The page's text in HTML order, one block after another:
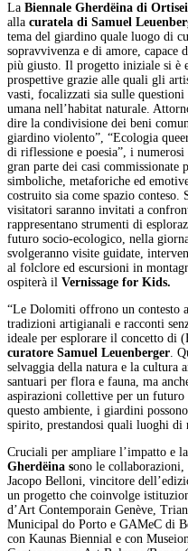
La Biennale Gherdëina di Ortisei
alla curatela di Samuel
tema del giardino quale luogo di
sopravvivenza e di amore,
più giusto. Il progetto iniziale si è
prospettive grazie alle quali gli
vasti, focalizzati sia sulle
umana nell’habitat naturale.
dire la condivisione dei beni
giardino violento”, “Ecologia
di riflessione e poesia”, i
gran parte dei casi commissionate
simboliche, metaforiche ed
costruito sia come spazio
visitatori saranno invitati a
rappresentano strumenti di
futuro socio-ecologico, nella
svolgeranno visite guidate,
al folclore ed escursioni in
ospiterà il Vernissage for Kids.
“Le Dolomiti offrono un contesto
tradizioni artigianali e racconti
ideale per esplorare il concetto di
curatore Samuel Leuenberger.
selvaggia della natura e la cultura
santuari per flora e fauna, ma
aspirazioni collettive per un futuro
questo ambiente, i giardini
spirito, prestandosi quali luoghi
Cruciali per ampliare l’impatto e
Gherdëina sono le collaborazioni,
Jacopo Belloni, vincitore
un progetto che coinvolge
d’Art Contemporain Genève,
Municipal do Porto e GAMeC di
con Kaunas Biennial e con